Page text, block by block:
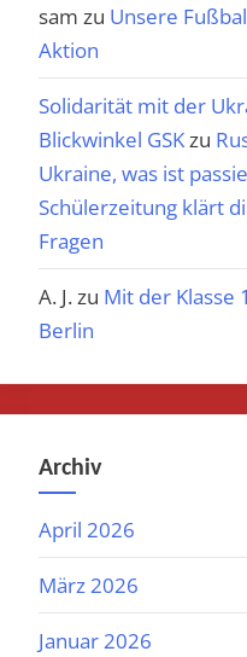
sam zu Unsere
Aktion
Solidarität mit der
Blickwinkel GSKzu
Ukraine, was ist
Schülerzeitung klärt
Fragen
A. J.zu Mit der Klasse
Berlin
Archiv
April 2026
März 2026
Januar 2026